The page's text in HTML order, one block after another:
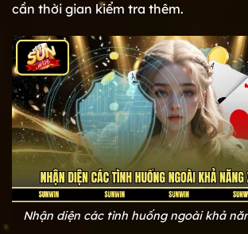
cần thời gian kiểm tra thêm.
Nhận diện các tình huống ngoài khả